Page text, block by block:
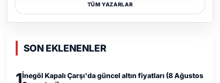
TÜM YAZARLAR
SON EKLENENLER
1İnegöl Kapalı Çarşı'da güncel altın fiyatları (8 Ağustos